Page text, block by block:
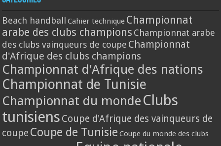
Beach handball Cahier technique Championnat
arabe des clubs champions Championnat arabe
des clubs vainqueurs de coupe Championnat
d'Afrique des clubs champions
Championnat d'Afrique des nations
Championnat de Tunisie
Championnat du monde Clubs
tunisiens Coupe d'Afrique des vainqueurs de
coupe Coupe de Tunisie Coupe du monde des clubs